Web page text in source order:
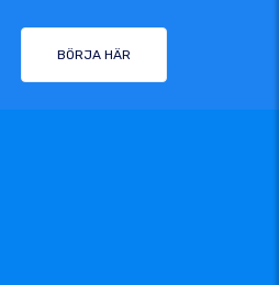
BÖRJA HÄR